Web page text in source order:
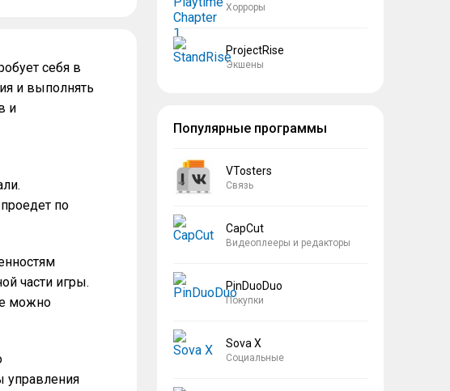
себя в
и выполнять
и
по
части игры.
можно
управления
Хорроры
ProjectRise
Экшены
Популярные программы
VTosters
Связь
CapCut
Видеоплееры и редакторы
PinDuoDuo
Покупки
Sova X
Социальные